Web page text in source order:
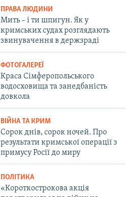
ПРАВА ЛЮДИНИ
Мить – і ти шпигун. Як у
кримських судах розглядають
звинувачення в держзраді
ФОТОГАЛЕРЕЇ
Краса Сімферопольського
водосховища та занедбаність
довкола
ВІЙНА ТА КРИМ
Сорок днів, сорок ночей. Про
результати кримської операції з
примусу Росії до миру
ПОЛІТИКА
«Короткострокова акція